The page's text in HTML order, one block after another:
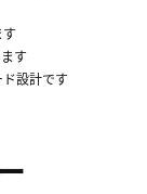
す
す
設計です